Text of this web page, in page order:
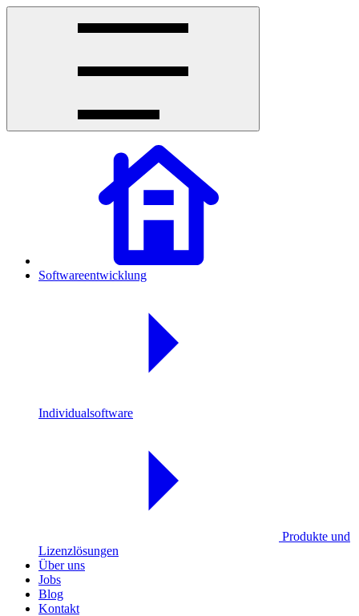
Softwareentwicklung
Individualsoftware
Produkte und
Lizenzlösungen
Über uns
Jobs
Blog
Kontakt